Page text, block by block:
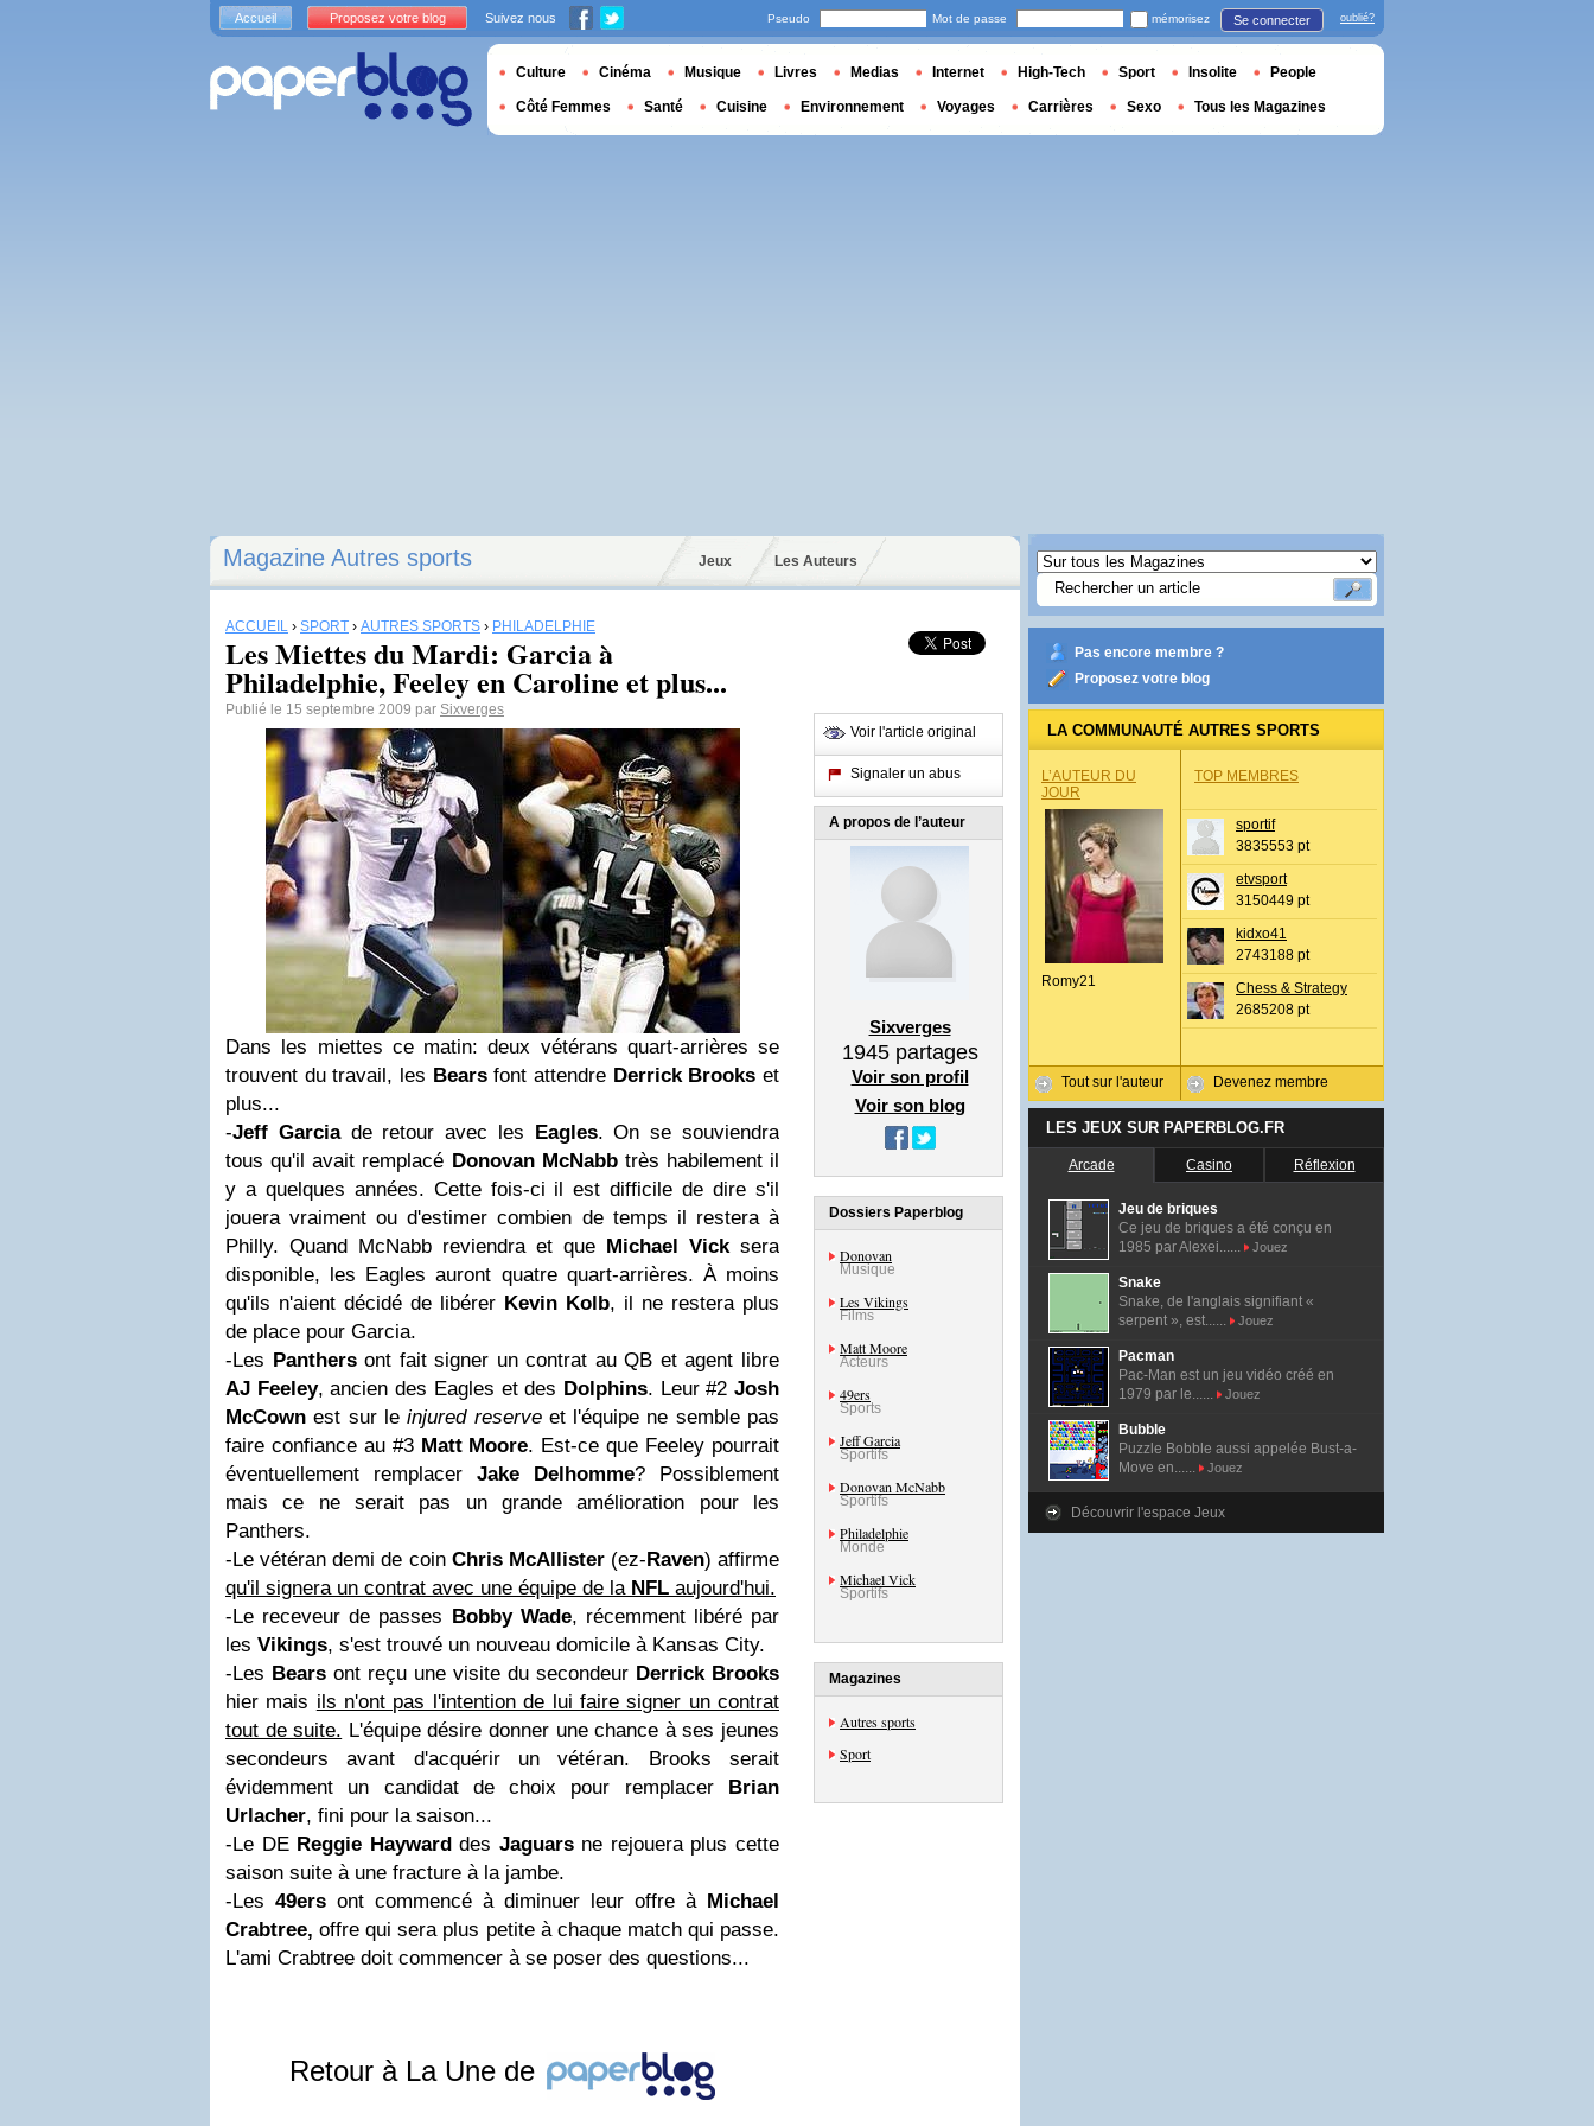
Magazine Autres sports Jeux Les Auteurs
ACCUEIL › SPORT › AUTRES SPORTS › PHILADELPHIE
Les Miettes du Mardi: Garcia à
Philadelphie, Feeley en Caroline et plus...
Publié le 15 septembre 2009 par Sixverges
Dans les miettes ce matin: deux vétérans quart-arrières se
trouvent du travail, les Bearsfont attendre Derrick Brooks et
plus...
-Jeff Garciade retour avec les Eagles. On se souviendra
tous qu'il avait remplacé DonovanMcNabbtrès habilement il
y a quelques années. Cette fois-ci il est difficile de dire s'il
jouera vraiment ou d'estimer combien de temps il restera à
Philly. Quand McNabb reviendra et que Michael Vick sera
disponible, les Eagles auront quatre quart-arrières. À moins
qu'ils n'aient décidé de libérer Kevin Kolb, il ne restera plus
de place pour Garcia.
-Les Panthersont fait signer un contrat au QB et agent libre
AJ Feeley, ancien des Eagles et des Dolphins. Leur #2Josh
McCown est sur leinjured reserve et l'équipe ne semble pas
faire confiance au #3 Matt Moore. Est-ce que Feeley pourrait
éventuellement remplacer Jake Delhomme? Possiblement
mais ce ne serait pas un grande amélioration pour les
Panthers.
-Le vétéran demi de coin Chris McAllister (ez-Raven) affirme
qu'il signera un contrat avec une équipe de la NFL aujourd'hui.
-Le receveur de passes Bobby Wade, récemment libéré par
les Vikings, s'est trouvé un nouveau domicile à Kansas City.
-Les Bears ont reçu une visite du secondeur Derrick Brooks
hier mais ils n'ont pas l'intention de lui faire signer un contrat
tout de suite. L'équipe désire donner une chance à ses jeunes
secondeurs avant d'acquérir un vétéran. Brooks serait
évidemment un candidat de choix pour remplacer Brian
Urlacher, fini pour la saison...
-Le DE Reggie Haywarddes Jaguarsne rejouera plus cette
saison suite à une fracture à la jambe.
-Les 49ers ont commencé à diminuer leur offre à Michael
Crabtree, offre qui sera plus petite à chaque match qui passe.
L'ami Crabtree doit commencer à se poser des questions...
Retour à La Une de
Voir l'article original
Signaler un abus
A propos de l’auteur
Sixverges
1945partages
Voir son profil
Voir son blog
Dossiers Paperblog
Donovan
Musique
Les Vikings
Films
Matt Moore
Acteurs
49ers
Sports
Jeff Garcia
Sportifs
Donovan McNabb
Sportifs
Philadelphie
Monde
Michael Vick
Sportifs
Magazines
Autres sports
Sport
Pas encore membre ?
Proposez votre blog
LA COMMUNAUTÉ AUTRES SPORTS
L’AUTEUR DU
JOUR
Romy21
Tout sur l'auteur
TOP MEMBRES
sportif
3835553 pt
etvsport
3150449 pt
kidxo41
2743188 pt
Chess & Strategy
2685208 pt
Devenez membre
LES JEUX SUR PAPERBLOG.FR
Arcade Casino Réflexion
Jeu de briques
Ce jeu de briques a été conçu en
1985 par Alexei......
Jouez
Snake
Snake, de l'anglais signifiant «
serpent », est......
Jouez
Pacman
Pac-Man est un jeu vidéo créé en
1979 par le......
Jouez
Bubble
Puzzle Bobble aussi appelée Bust-a-
Move en......
Jouez
Découvrir l'espace Jeux
Accueil Proposez votre blog Suivez nous Pseudo Mot de passe mémorisez Se connecter oublié?
Culture Cinéma Musique Livres Medias Internet High-Tech Sport Insolite People
Côté Femmes Santé Cuisine Environnement Voyages Carrières Sexo Tous les Magazines